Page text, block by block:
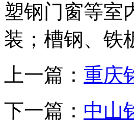
塑钢门窗等室
装；槽钢、铁
上一篇： 重庆
下一篇： 中山